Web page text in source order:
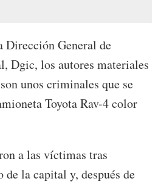
Dirección General de
Dgic, los autores materiales
unos criminales que se
Toyota Rav-4 color
a las víctimas tras
la capital y, después de